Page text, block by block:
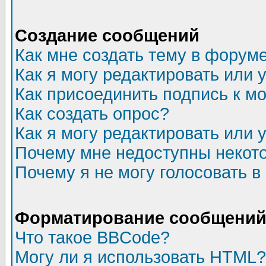
Создание сообщений
Как мне создать тему в
Как я могу редактировать или
Как присоединить подпись к
Как создать опрос?
Как я могу редактировать или
Почему мне недоступны
Почему я не могу голосовать
Форматирование
Что такое BBCode?
Могу ли я использовать HTML?